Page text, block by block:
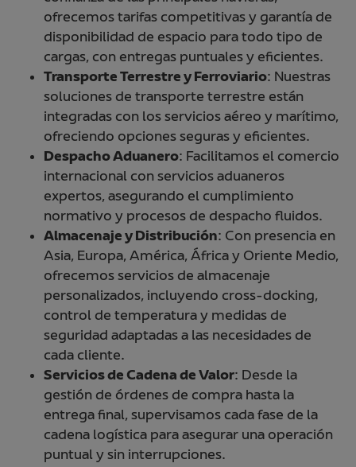
ofrecemos tarifas competitivas y garantía de
disponibilidad de espacio para todo tipo de
cargas, con entregas puntuales y eficientes.
Transporte Terrestre y Ferroviario: Nuestras
soluciones de transporte terrestre están
integradas con los servicios aéreo y marítimo,
ofreciendo opciones seguras y eficientes.
Despacho Aduanero: Facilitamos el comercio
internacional con servicios aduaneros
expertos, asegurando el cumplimiento
normativo y procesos de despacho fluidos.
Almacenaje y Distribución: Con presencia en
Asia, Europa, América, África y Oriente Medio,
ofrecemos servicios de almacenaje
personalizados, incluyendo cross-docking,
control de temperatura y medidas de
seguridad adaptadas a las necesidades de
cada cliente.
Servicios de Cadena de Valor: Desde la
gestión de órdenes de compra hasta la
entrega final, supervisamos cada fase de la
cadena logística para asegurar una operación
puntual y sin interrupciones.